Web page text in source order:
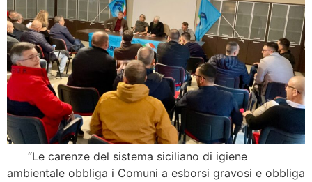
“Le carenze del sistema siciliano di igiene
ambientale obbliga i Comuni a esborsi gravosi e obbliga